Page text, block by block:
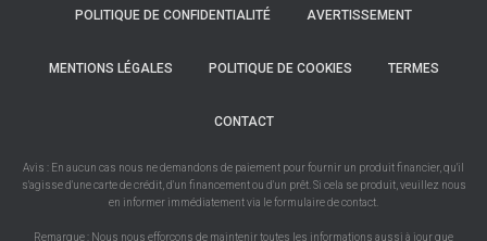
POLITIQUE DE CONFIDENTIALITÉ AVERTISSEMENT
MENTIONS LÉGALES POLITIQUE DE COOKIES TERMES
CONTACT
Avis : En aucun cas nous ne demandons de paiement pour fournir un produit financier, qu'il
s'agisse d'une carte de crédit, d'un financement ou d'un prêt. Si cela se produit, veuillez nous
en informer immédiatement via le formulaire de contact.
Remarque : Nous nous efforçons de maintenir toutes les informations aussi à jour que